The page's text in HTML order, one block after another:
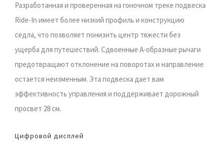
Разработанная и проверенная на гоночном треке подвеска
Ride-In имеет более низкий профиль и конструкцию
седла, что позволяет понизить центр тяжести без
ущерба для путешествий. Сдвоенные А-образные рычаги
предотвращают отклонение на поворотах и направление
остается неизменным. Эта подвеска дает вам
эффективность управления и поддерживает дорожный
просвет 28 см.
Цифровой дисплей